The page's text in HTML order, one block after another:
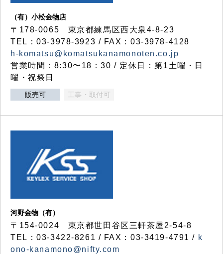
（有）小松金物店
〒178-0065 東京都練馬区西大泉4-8-23
TEL：03-3978-3923 / FAX：03-3978-4128
h-komatsu@komatsukanamonoten.co.jp
営業時間：8:30〜18：30 / 定休日：第1土曜・日
曜・祝祭日
販売可 工事・取付可
河野金物（有）
〒154-0024 東京都世田谷区三軒茶屋2-54-8
TEL：03-3422-8261 / FAX：03-3419-4791 / k
ono-kanamono@nifty.com